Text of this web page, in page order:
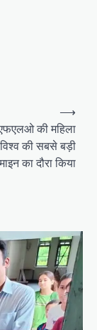
की महिला
की सबसे बड़ी
का दौरा किया
⟶